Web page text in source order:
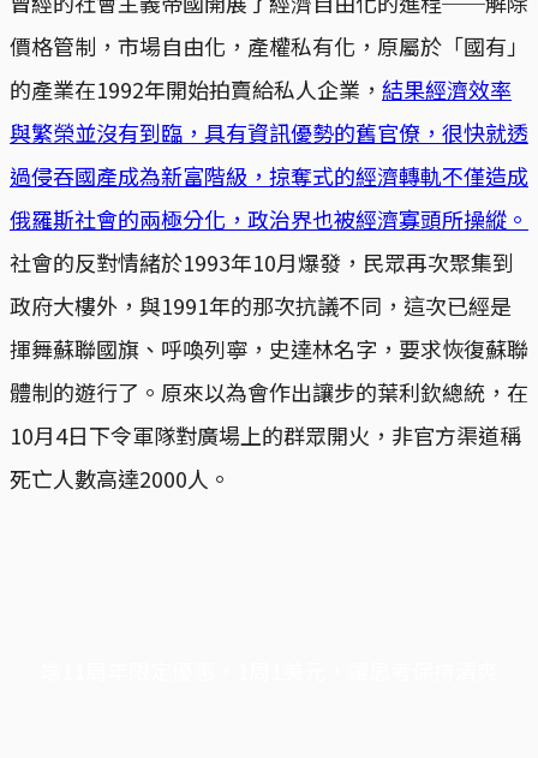
價格管制，市場自由化，產權私有化，原屬於「國有」
的產業在1992年開始拍賣給私人企業， 結果經濟效率
與繁榮並沒有到臨，具有資訊優勢的舊官僚，很快就透
過侵吞國產成為新富階級，掠奪式的經濟轉軌不僅造成
俄羅斯社會的兩極分化，政治界也被經濟寡頭所操縱。
社會的反對情緒於1993年10月爆發，民眾再次聚集到
政府大樓外，與1991年的那次抗議不同，這次已經是
揮舞蘇聯國旗、呼喚列寧，史達林名字，要求恢復蘇聯
體制的遊行了。原來以為會作出讓步的葉利欽總統，在
10月4日下令軍隊對廣場上的群眾開火，非官方渠道稱
死亡人數高達2000人。